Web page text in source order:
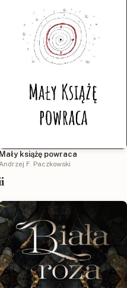
Mały książę powraca
F. Paczkowski